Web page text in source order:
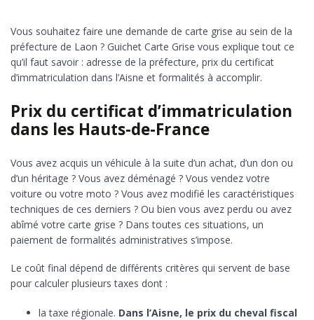
Vous souhaitez faire une demande de carte grise au sein de la
préfecture de Laon ? Guichet Carte Grise vous explique tout ce
qu’il faut savoir : adresse de la préfecture, prix du certificat
d’immatriculation dans l’Aisne et formalités à accomplir.
Prix du certificat d’immatriculation
dans les Hauts-de-France
Vous avez acquis un véhicule à la suite d’un achat, d’un don ou
d’un héritage ? Vous avez déménagé ? Vous vendez votre
voiture ou votre moto ? Vous avez modifié les caractéristiques
techniques de ces derniers ? Ou bien vous avez perdu ou avez
abîmé votre carte grise ? Dans toutes ces situations, un
paiement de formalités administratives s’impose.
Le coût final dépend de différents critères qui servent de base
pour calculer plusieurs taxes dont :
la taxe régionale. Dans l’Aisne, le prix du cheval fiscal